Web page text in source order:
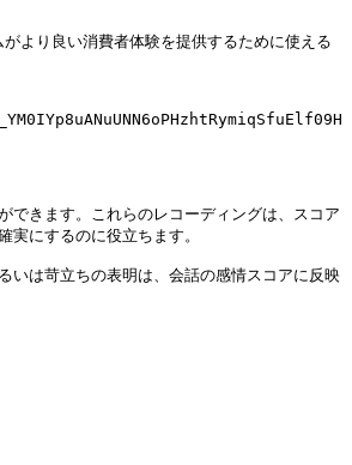
より良い消費者体験を提供するために使える
できます。これらのレコーディングは、スコア
にするのに役立ちます。
いは苛立ちの表明は、会話の感情スコアに反映